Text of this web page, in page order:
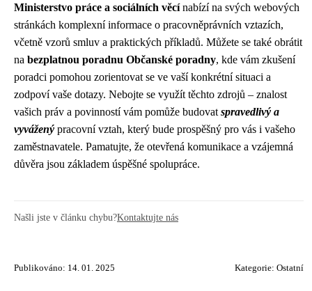
Ministerstvo práce a sociálních věcínabízí na svých webových
stránkách komplexní informace o pracovněprávních vztazích,
včetně vzorů smluv a praktických příkladů. Můžete se také obrátit
na bezplatnou poradnu Občanské poradny, kde vám zkušení
poradci pomohou zorientovat se ve vaší konkrétní situaci a
zodpoví vaše dotazy. Nebojte se využít těchto zdrojů – znalost
vašich práv a povinností vám pomůže budovat spravedlivý a
vyvážený pracovní vztah, který bude prospěšný pro vás i vašeho
zaměstnavatele. Pamatujte, že otevřená komunikace a vzájemná
důvěra jsou základem úspěšné spolupráce.
Našli jste v článku chybu?Kontaktujte nás
Publikováno: 14. 01. 2025 Kategorie: Ostatní